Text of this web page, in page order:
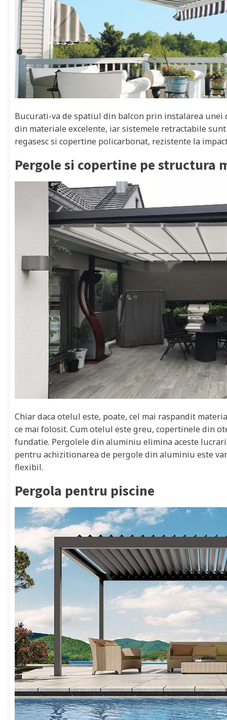
Bucurati-va de spatiul din balcon prin instalarea unei
din materiale excelente, iar sistemele retractabile
regasesc si copertine policarbonat, rezistente la
Pergole si copertine pe structura
Chiar daca otelul este, poate, cel mai raspandit
ce mai folosit. Cum otelul este greu, copertinele din
fundatie. Pergolele din aluminiu elimina aceste
pentru achizitionarea de pergole din aluminiu este
flexibil.
Pergola pentru piscine